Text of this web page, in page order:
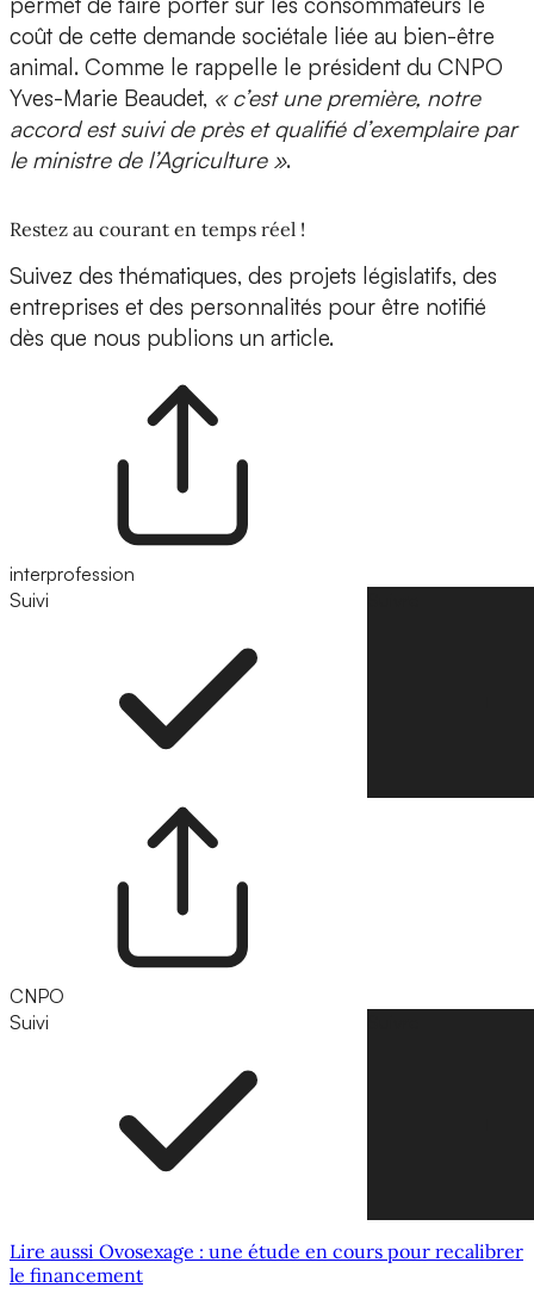
coût de cette demande sociétale liée au bien-être
animal. Comme le rappelle le président du CNPO
Yves-Marie Beaudet, « c’est une première, notre
accord est suivi de près et qualifié d’exemplaire par
le ministre de l’Agriculture ».
Restez au courant en temps réel !
Suivez des thématiques, des projets législatifs, des
entreprises et des personnalités pour être notifié
dès que nous publions un article.
interprofession
Suivi
CNPO
Suivi
Lire aussi Ovosexage : une étude en cours pour recalibrer
le financement